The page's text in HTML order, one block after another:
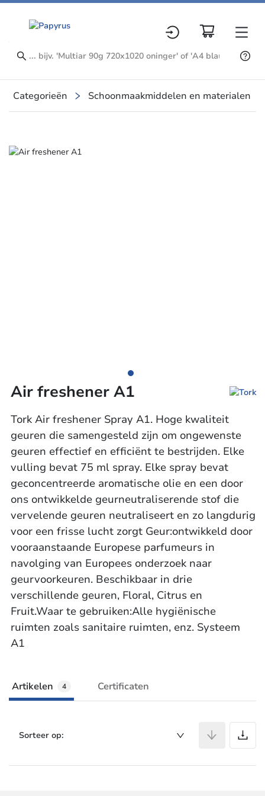
Categorieën Schoonmaakmiddelen en materialen
Slide 1 of 1
Air freshener A1
Tork Air freshener Spray A1. Hoge kwaliteit
geuren die samengesteld zijn om ongewenste
geuren effectief en efficiënt te bestrijden. Elke
vulling bevat 75 ml spray. Elke spray bevat
geconcentreerde aromatische olie en een door
ons ontwikkelde geurneutraliserende stof die
vervelende geuren neutraliseert en zo langdurig
voor een frisse lucht zorgt Geur:ontwikkeld door
vooraanstaande Europese parfumeurs in
navolging van Europees onderzoek naar
geurvoorkeuren. Beschikbaar in drie
verschillende geuren, Floral, Citrus en
Fruit.Waar te gebruiken:Alle hygiënische
ruimten zoals sanitaire ruimten, enz. Systeem
A1
Artikelen 4 Certificaten
Sorteer op: